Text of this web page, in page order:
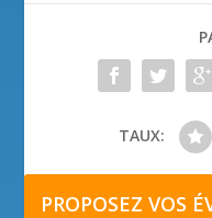
TAUX:
PROPOSEZ VOS